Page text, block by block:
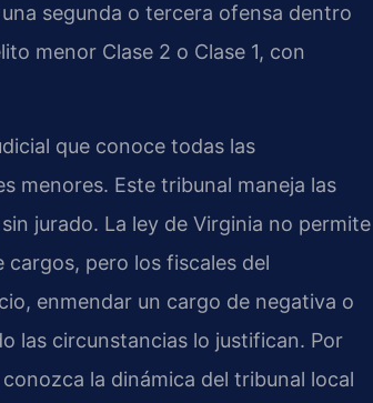
segunda o tercera ofensa dentro
menor Clase 2 o Clase 1, con
que conoce todas las
menores. Este tribunal maneja las
jurado. La ley de Virginia no permite
pero los fiscales del
enmendar un cargo de negativa o
las circunstancias lo justifican. Por
la dinámica del tribunal local